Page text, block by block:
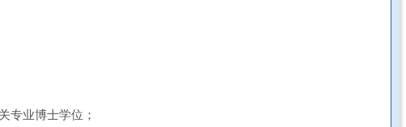
专业博士学位；